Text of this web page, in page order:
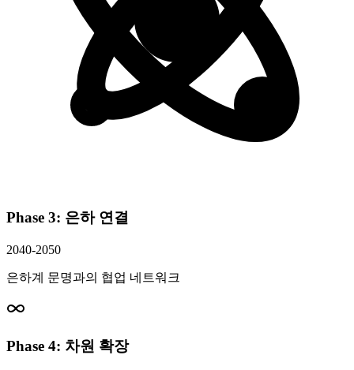
Phase 3: 은하 연결
2040-2050
은하계 문명과의 협업 네트워크
Phase 4: 차원 확장